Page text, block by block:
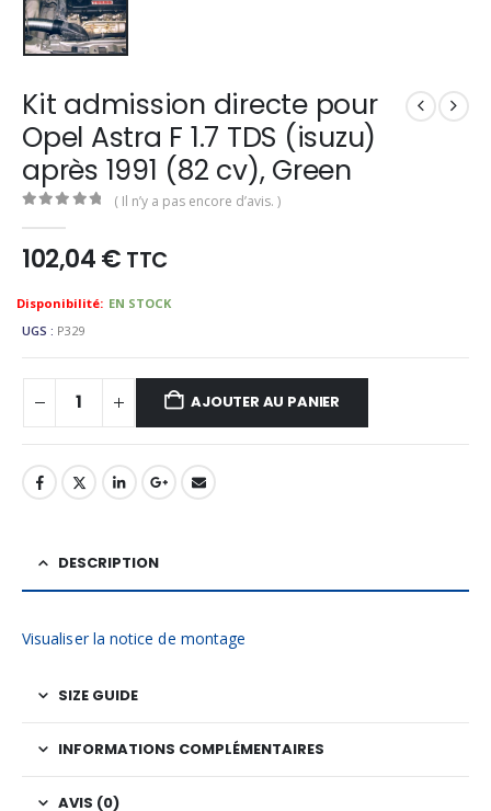
Kit admission directe pour
Opel Astra F 1.7 TDS (isuzu)
après 1991 (82 cv), Green
( Il n’y a pas encore d’avis. )
102,04€ TTC
Availability:
EN STOCK
UGS : P329
AJOUTER AU PANIER
DESCRIPTION
Visualiser la notice de montage
SIZE GUIDE
INFORMATIONS COMPLÉMENTAIRES
AVIS (0)